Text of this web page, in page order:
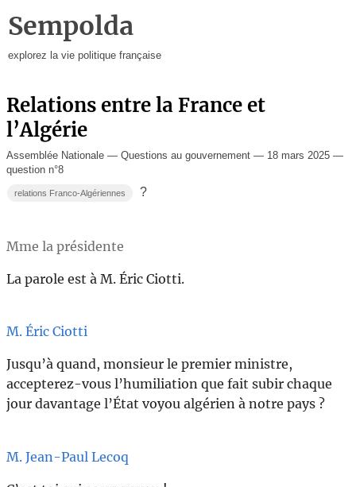
Sempolda
explorez la vie politique française
Relations entre la France et
l’Algérie
Assemblée Nationale — Questions au gouvernement — 18 mars 2025 —
question n°8
relations Franco-Algériennes ?
Mme la présidente
La parole est à M. Éric Ciotti.
M. Éric Ciotti
Jusqu’à quand, monsieur le premier ministre,
accepterez-vous l’humiliation que fait subir chaque
jour davantage l’État voyou algérien à notre pays ?
M. Jean-Paul Lecoq